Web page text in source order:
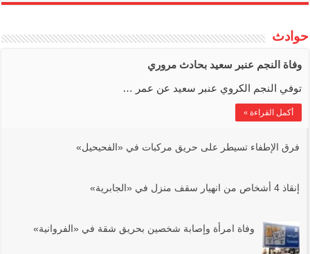
حوادث
وفاة النجم عنبر سعيد بحادث مروري
توفي النجم الكروي عنبر سعيد عن عمر …
أكمل القراءة »
فرق الإطفاء تسيطر على حريق مركبات في ‏«الفحيحيل»
إنقاذ 4 أشخاص من انهيار سقف منزل في ‏«الجابرية»
وفاة امرأة وإصابة شخصين بحريق شقة في ‏«الفروانية»